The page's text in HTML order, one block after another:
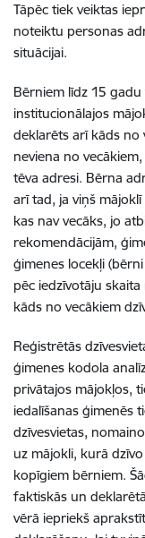
Tāpēc tiek veiktas
noteiktu personas
situācijai.
Bērniem līdz 15
institucionālajos
deklarēts arī kāds no
neviena no
tēva adresi. Bērna
arī tad, ja viņš
kas nav vecāks, jo
rekomendācijām,
ģimenes locekļi
pēc iedzīvotāju
kāds no vecākiem
Reģistrētās
ģimenes kodola
privātajos mājokļos,
iedalīšanas ģimenēs
dzīvesvietas,
uz mājokli, kurā
kopīgiem bērniem.
faktiskās un
vērā iepriekš